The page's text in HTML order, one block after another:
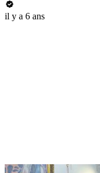
il y a 6 ans